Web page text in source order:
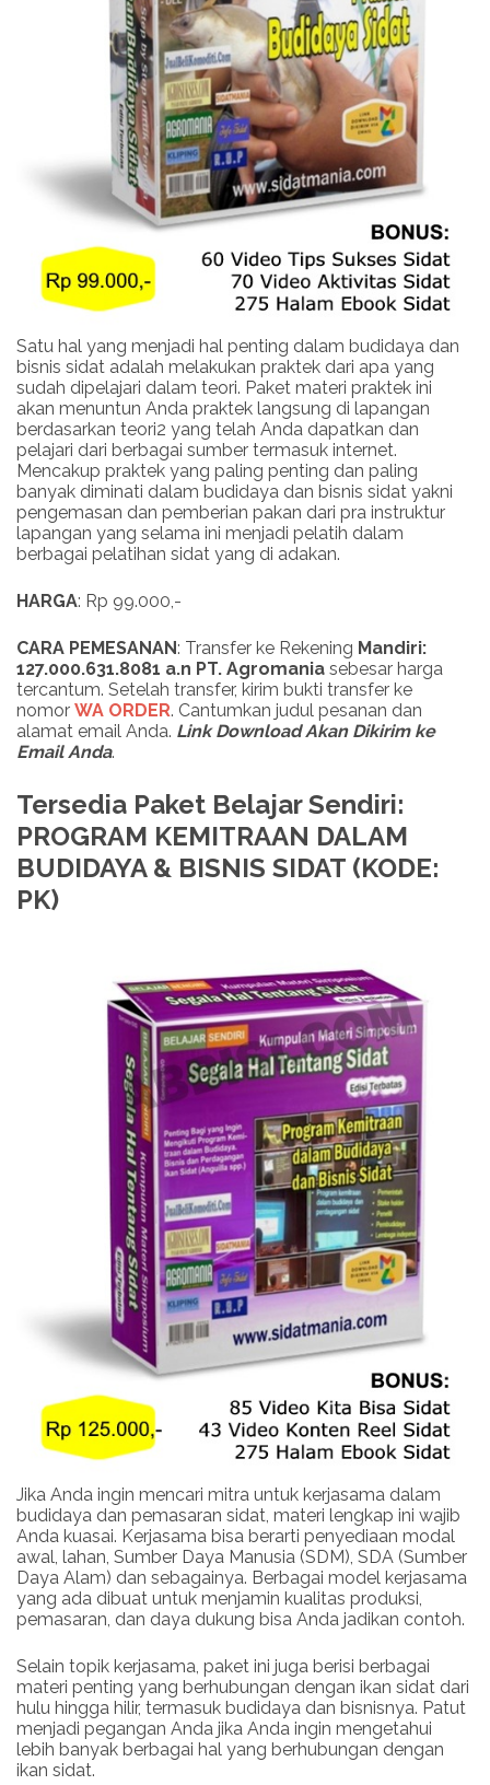
Satu hal yang menjadi hal penting dalam budidaya dan
bisnis sidat adalah melakukan praktek dari apa yang
sudah dipelajari dalam teori. Paket materi praktek ini
akan menuntun Anda praktek langsung di lapangan
berdasarkan teori2 yang telah Anda dapatkan dan
pelajari dari berbagai sumber termasuk internet.
Mencakup praktek yang paling penting dan paling
banyak diminati dalam budidaya dan bisnis sidat yakni
pengemasan dan pemberian pakan dari pra instruktur
lapangan yang selama ini menjadi pelatih dalam
berbagai pelatihan sidat yang di adakan.
HARGA: Rp 99.000,-
CARA PEMESANAN: Transfer ke Rekening Mandiri:
127.000.631.8081 a.n PT. Agromania sebesar harga
tercantum. Setelah transfer, kirim bukti transfer ke
nomor WA ORDER. Cantumkan judul pesanan dan
alamat email Anda. LinkDownloadAkan Dikirim ke
Email Anda.
Tersedia Paket Belajar Sendiri:
PROGRAM KEMITRAAN DALAM
BUDIDAYA & BISNIS SIDAT (KODE:
PK)
Jika Anda ingin mencari mitra untuk kerjasama dalam
budidaya dan pemasaran sidat, materi lengkap ini wajib
Anda kuasai. Kerjasama bisa berarti penyediaan modal
awal, lahan, Sumber Daya Manusia (SDM), SDA (Sumber
Daya Alam) dan sebagainya. Berbagai model kerjasama
yang ada dibuat untuk menjamin kualitas produksi,
pemasaran, dan daya dukung bisa Anda jadikan contoh.
Selain topik kerjasama, paket ini juga berisi berbagai
materi penting yang berhubungan dengan ikan sidat dari
hulu hingga hilir, termasuk budidaya dan bisnisnya. Patut
menjadi pegangan Anda jika Anda ingin mengetahui
lebih banyak berbagai hal yang berhubungan dengan
ikan sidat.